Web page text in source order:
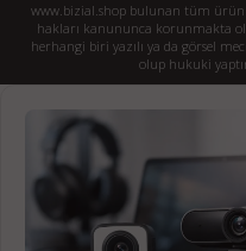
www.bizial.shop bulunan tüm ürün
hakları kanununca korunmakta
herhangi biri yazılı ya da görsel
olup hukuki